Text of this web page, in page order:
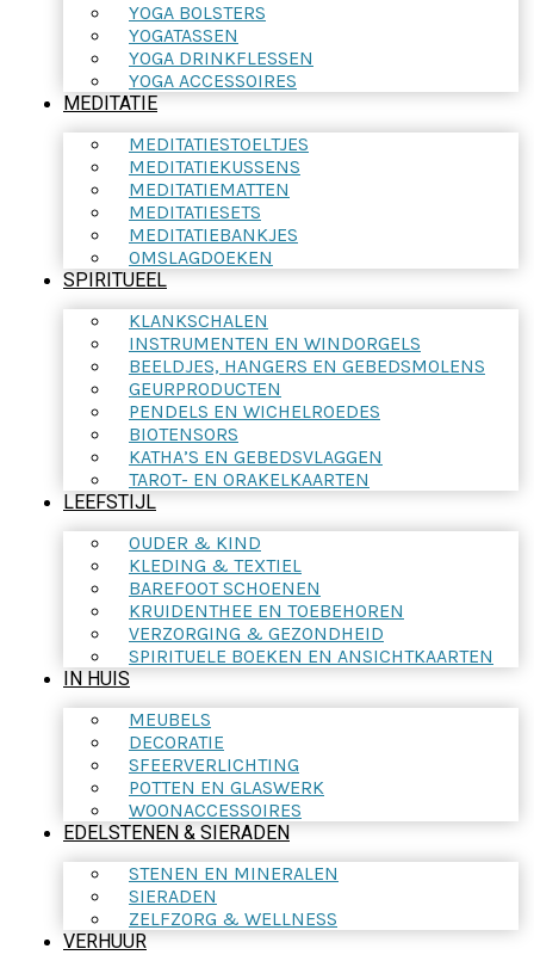
YOGA BOLSTERS
YOGATASSEN
YOGA DRINKFLESSEN
YOGA ACCESSOIRES
MEDITATIE
MEDITATIESTOELTJES
MEDITATIEKUSSENS
MEDITATIEMATTEN
MEDITATIESETS
MEDITATIEBANKJES
OMSLAGDOEKEN
SPIRITUEEL
KLANKSCHALEN
INSTRUMENTEN EN WINDORGELS
BEELDJES, HANGERS EN GEBEDSMOLENS
GEURPRODUCTEN
PENDELS EN WICHELROEDES
BIOTENSORS
KATHA’S EN GEBEDSVLAGGEN
TAROT- EN ORAKELKAARTEN
LEEFSTIJL
OUDER & KIND
KLEDING & TEXTIEL
BAREFOOT SCHOENEN
KRUIDENTHEE EN TOEBEHOREN
VERZORGING & GEZONDHEID
SPIRITUELE BOEKEN EN ANSICHTKAARTEN
IN HUIS
MEUBELS
DECORATIE
SFEERVERLICHTING
POTTEN EN GLASWERK
WOONACCESSOIRES
EDELSTENEN & SIERADEN
STENEN EN MINERALEN
SIERADEN
ZELFZORG & WELLNESS
VERHUUR